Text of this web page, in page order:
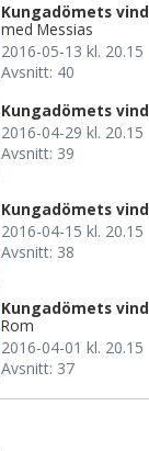
Kungadömets vind
med Messias
2016-05-13 kl. 20.15
Avsnitt: 40
Kungadömets vind
2016-04-29 kl. 20.15
Avsnitt: 39
Kungadömets vind
2016-04-15 kl. 20.15
Avsnitt: 38
Kungadömets vind
Rom
2016-04-01 kl. 20.15
Avsnitt: 37